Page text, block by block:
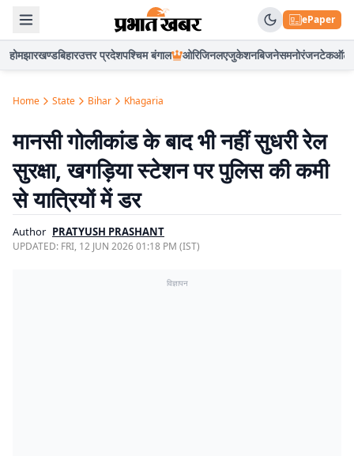
ePaper
होमझारखण्डबिहारउत्तर प्रदेशपश्चिम बंगाल ओरिजिनलएजुकेशनबिजनेसमनोरंजनटेकऑटो
Home State Bihar Khagaria
मानसी गोलीकांड के बाद भी नहीं सुधरी रेल
सुरक्षा, खगड़िया स्टेशन पर पुलिस की कमी
से यात्रियों में डर
Author PRATYUSH PRASHANT
UPDATED: FRI, 12 JUN 2026 01:18 PM (IST)
विज्ञापन